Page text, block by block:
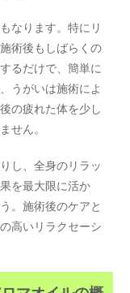
なります。特にリ
術後もしばらくの
るだけで、簡単に
うがいは施術によ
の疲れた体を少し
せん。
し、全身のリラッ
を最大限に活か
。施術後のケアと
高いリラクセーシ